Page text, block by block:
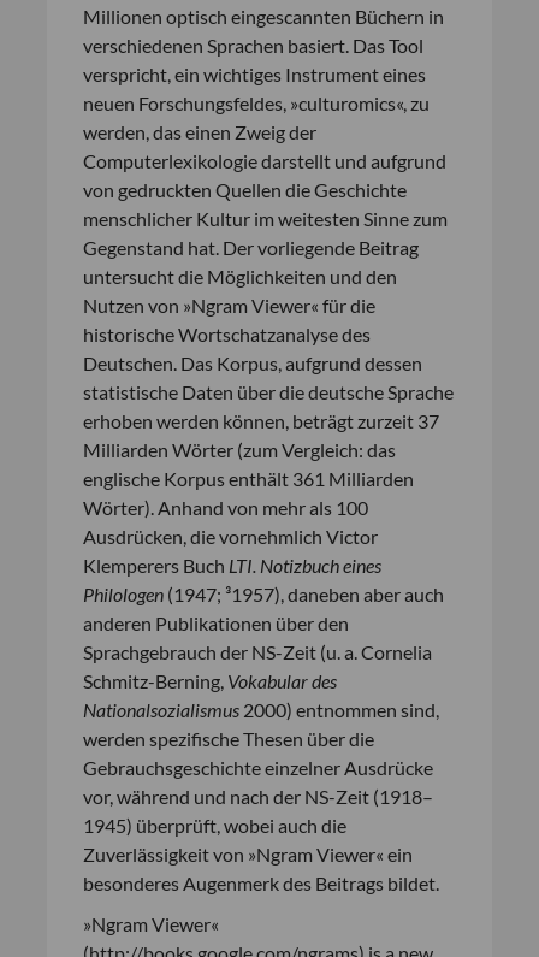
Millionen optisch eingescannten Büchern in
verschiedenen Sprachen basiert. Das Tool
verspricht, ein wichtiges Instrument eines
neuen Forschungsfeldes, »culturomics«, zu
werden, das einen Zweig der
Computerlexikologie darstellt und aufgrund
von gedruckten Quellen die Geschichte
menschlicher Kultur im weitesten Sinne zum
Gegenstand hat. Der vorliegende Beitrag
untersucht die Möglichkeiten und den
Nutzen von »Ngram Viewer« für die
historische Wortschatzanalyse des
Deutschen. Das Korpus, aufgrund dessen
statistische Daten über die deutsche Sprache
erhoben werden können, beträgt zurzeit 37
Milliarden Wörter (zum Vergleich: das
englische Korpus enthält 361 Milliarden
Wörter). Anhand von mehr als 100
Ausdrücken, die vornehmlich Victor
Klemperers Buch LTI. Notizbuch eines
Philologen (1947; ³1957), daneben aber auch
anderen Publikationen über den
Sprachgebrauch der NS-Zeit (u. a. Cornelia
Schmitz-Berning, Vokabular des
Nationalsozialismus 2000) entnommen sind,
werden spezifische Thesen über die
Gebrauchsgeschichte einzelner Ausdrücke
vor, während und nach der NS-Zeit (1918–
1945) überprüft, wobei auch die
Zuverlässigkeit von »Ngram Viewer« ein
besonderes Augenmerk des Beitrags bildet.
»Ngram Viewer«